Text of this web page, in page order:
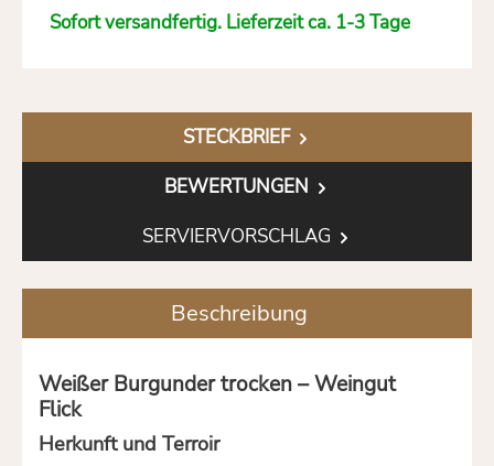
Sofort versandfertig. Lieferzeit ca. 1-3 Tage
STECKBRIEF
BEWERTUNGEN
SERVIERVORSCHLAG
Beschreibung
Weißer Burgunder trocken – Weingut
Flick
Herkunft und Terroir